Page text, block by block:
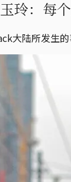
玲：每
大陆所发生